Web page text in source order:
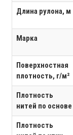
Длина рулона, м
Марка
Поверхностная
плотность, г/м²
Плотность
нитей по основе
Плотность